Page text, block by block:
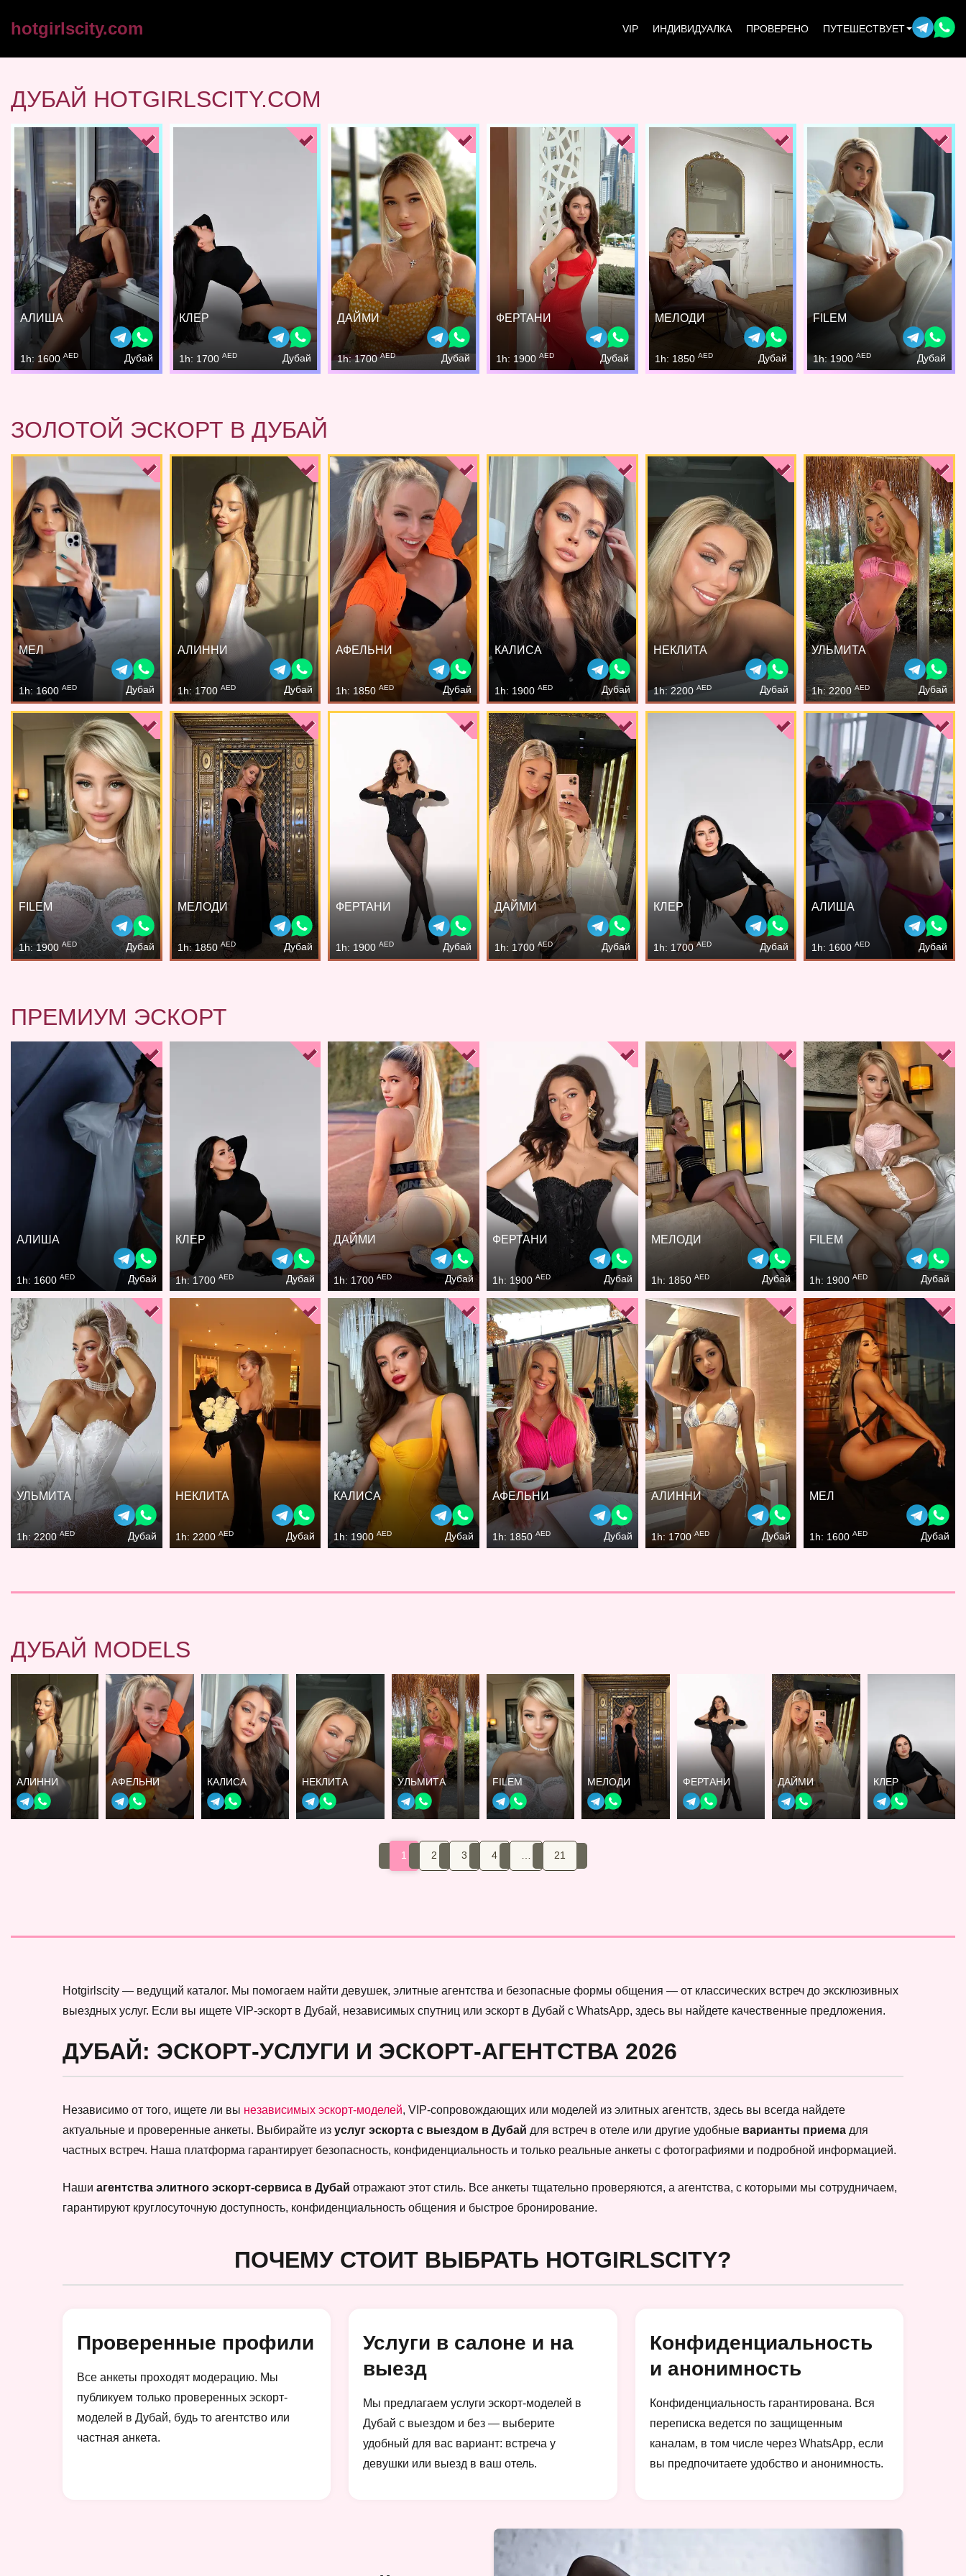
hotgirlscity.com VIP ИНДИВИДУАЛКА ПРОВЕРЕНО ПУТЕШЕСТВУЕТ
ДУБАЙ HOTGIRLSCITY.COM
АЛИША
1h: 1600AED Дубай
КЛЕР
1h: 1700 AED Дубай
ДАЙМИ
1h: 1700AED Дубай
ФЕРТАНИ
1h: 1900 AED Дубай
МЕЛОДИ
1h: 1850 AED Дубай
FILEM
1h: 1900AED Дубай
ЗОЛОТОЙ ЭСКОРТ В ДУБАЙ
МЕЛ
1h: 1600 AED Дубай
АЛИННИ
1h: 1700 AED Дубай
АФЕЛЬНИ
1h: 1850AED Дубай
КАЛИСА
1h: 1900 AED Дубай
НЕКЛИТА
1h: 2200 AED Дубай
УЛЬМИТА
1h: 2200AED Дубай
FILEM
1h: 1900 AED Дубай
МЕЛОДИ
1h: 1850 AED Дубай
ФЕРТАНИ
1h: 1900AED Дубай
ДАЙМИ
1h: 1700 AED Дубай
КЛЕР
1h: 1700AED Дубай
АЛИША
1h: 1600AED Дубай
ПРЕМИУМ ЭСКОРТ
АЛИША
1h: 1600 AED Дубай
КЛЕР
1h: 1700 AED Дубай
ДАЙМИ
1h: 1700AED Дубай
ФЕРТАНИ
1h: 1900 AED Дубай
МЕЛОДИ
1h: 1850 AED Дубай
FILEM
1h: 1900AED Дубай
УЛЬМИТА
1h: 2200AED Дубай
НЕКЛИТА
1h: 2200 AED Дубай
КАЛИСА
1h: 1900AED Дубай
АФЕЛЬНИ
1h: 1850 AED Дубай
АЛИННИ
1h: 1700 AED Дубай
МЕЛ
1h: 1600AED Дубай
ДУБАЙ MODELS
АЛИННИ АФЕЛЬНИ КАЛИСА НЕКЛИТА УЛЬМИТА FILEM МЕЛОДИ ФЕРТАНИ ДАЙМИ КЛЕР
1 2 3 4 21
Hotgirlscity — ведущий каталог. Мы помогаем найти девушек, элитные агентства и безопасные формы общения — от классических встреч до эксклюзивных
выездных услуг. Если вы ищете VIP-эскорт в Дубай, независимых спутниц или эскорт в Дубай с WhatsApp, здесь вы найдете качественные предложения.
ДУБАЙ: ЭСКОРТ-УСЛУГИ И ЭСКОРТ-АГЕНТСТВА 2026
Независимо от того, ищете ли вы независимых эскорт-моделей, VIP-сопровождающих или моделей из элитных агентств, здесь вы всегда найдете
актуальные и проверенные анкеты. Выбирайте из услуг эскорта с выездом в Дубай для встреч в отеле или другие удобные варианты приема для
частных встреч. Наша платформа гарантирует безопасность, конфиденциальность и только реальные анкеты с фотографиями и подробной информацией.
Наши агентства элитного эскорт-сервиса в Дубай отражают этот стиль. Все анкеты тщательно проверяются, а агентства, с которыми мы сотрудничаем,
гарантируют круглосуточную доступность, конфиденциальность общения и быстрое бронирование.
ПОЧЕМУ СТОИТ ВЫБРАТЬ HOTGIRLSCITY?
Проверенные профили
Все анкеты проходят модерацию. Мы
публикуем только проверенных эскорт-
моделей в Дубай, будь то агентство или
частная анкета.
Услуги в салоне и на
выезд
Мы предлагаем услуги эскорт-моделей в
Дубай с выездом и без — выберите
удобный для вас вариант: встреча у
девушки или выезд в ваш отель.
Конфиденциальность
и анонимность
Конфиденциальность гарантирована. Вся
переписка ведется по защищенным
каналам, в том числе через WhatsApp, если
вы предпочитаете удобство и анонимность.